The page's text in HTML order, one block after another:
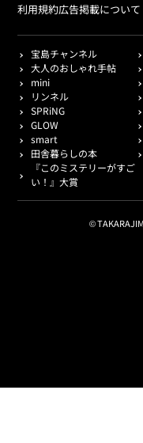
利用規約広告掲載について
宝島チャンネル
大人のおしゃれ手帖
mini
リンネル
SPRiNG
GLOW
smart
田舎暮らしの本
『このミステリーがすご
い！』大賞
©